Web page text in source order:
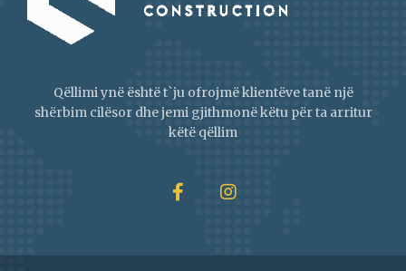
Qëllimi ynë është t`ju ofrojmë klientëve tanë një
shërbim cilësor dhe jemi gjithmonë këtu për ta arritur
këtë qëllim